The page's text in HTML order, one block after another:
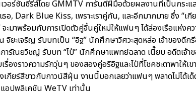
อร์ชั่นซีรีส์โดย GMMTV การันตีฝีมือด้วยผลงานที่เป็นกระแ
, Dark Blue Kiss, เพราะเราคู่กัน, และอีกมากมาย ซึ่ง “เกี
มาพร้อมกับการเปิดตัวคู่จิ้นคู่ใหม่ให้แฟนๆ ได้ล่องเรือแห่งค
ยะเจริญ รับบทเป็น “อิฐ” นักศึกษาวิศวะสุดหล่อ เจ้าของดีก
ารัณยวิชญ์ รับบท “ไป๋” นักศึกษาแพทย์ฉลาด เนี๊ยบ อดีตเจ้า
องราวความรักวุ่นๆ ของสองคู่อริอิฐและไป๋ที่โชคชะตาพาให้เข
ร์สีขาวกับกาวน์สีฝุ่น งานนี้บอกเลยว่าแฟนๆ พลาดไม่ได้เด็
แอปพลิเคชัน WeTV เท่านั้น